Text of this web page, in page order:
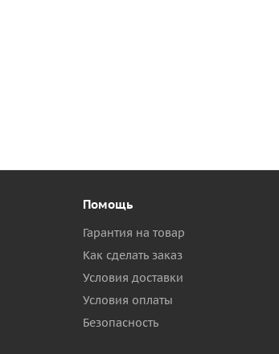
Помощь
Гарантия на товар
Как сделать заказ
Условия доставки
Условия оплаты
Безопасность